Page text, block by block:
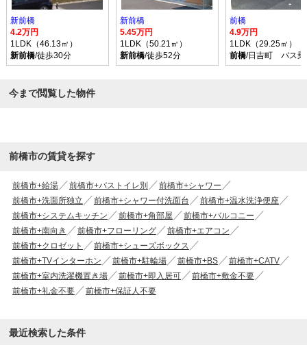
新前橋
4.2万円
1LDK（46.13㎡）
新前橋/徒歩30分
新前橋
5.45万円
1LDK（50.21㎡）
新前橋/徒歩52分
前橋
4.9万円
1LDK（29.25㎡）
前橋/日吉町 バス
今まで閲覧した物件
前橋市の賃貸を探す
前橋市+給湯 前橋市+バストイレ別
前橋市+シャワー
前橋市+洗面所独立
前橋市+シャワー付洗面台
前橋市+温水洗浄便座
前橋市+システムキッチン
前橋市+角部屋
前橋市+バルコニー
前橋市+南向き
前橋市+フローリング
前橋市+エアコン
前橋市+クロゼット
前橋市+シューズボックス
前橋市+TVインターホン
前橋市+駐輪場 前橋市+BS
前橋市+CATV
前橋市+室内洗濯機置き場
前橋市+即入居可
前橋市+敷金不要
前橋市+礼金不要
前橋市+保証人不要
最近検索した条件